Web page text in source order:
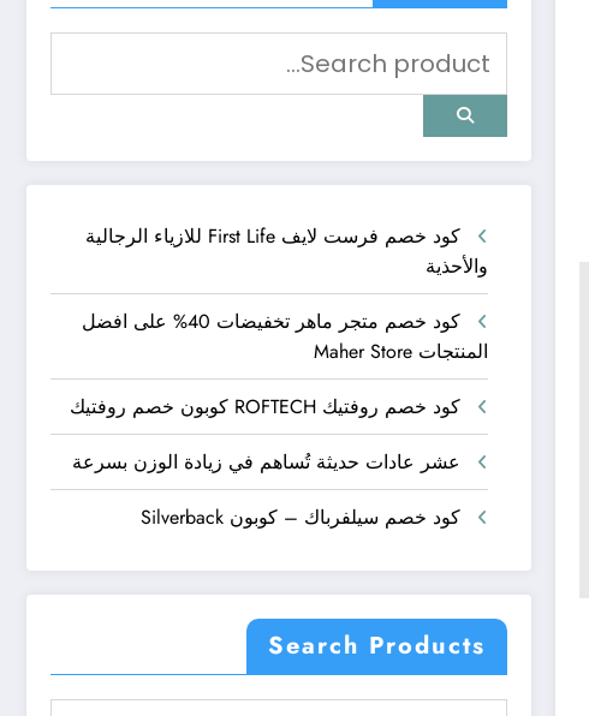
كود خصم فرست لايف First Life للازياء الرجالية
والأحذية
كود خصم متجر ماهر تخفيضات 40% على افضل
المنتجات Maher Store
كود خصم روفتيك ROFTECH كوبون خصم روفتيك
عشر عادات حديثة تُساهم في زيادة الوزن بسرعة
كود خصم سيلفرباك – كوبون Silverback
Search Products